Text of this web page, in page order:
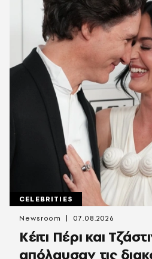
CELEBRITIES
Κέιτι Πέρι και
απόλαυσαν τις
Newsroom 07.08.2026